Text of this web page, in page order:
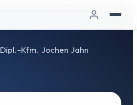
Dipl.-Kfm. Jochen Jahn